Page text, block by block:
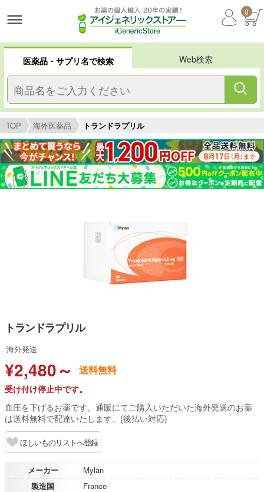
0
医薬品・サプリ名で検索 Web検索
TOP 海外医薬品 トランドラプリル
トランドラプリル
海外発送
¥2,480～ 送料無料
受け付け停止中です。
血圧を下げるお薬です。通販にてご購入いただいた海外発送のお薬
は送料無料で配達いたします。(後払い対応)
ほしいものリストへ登録
メーカー
Mylan
製造国
France